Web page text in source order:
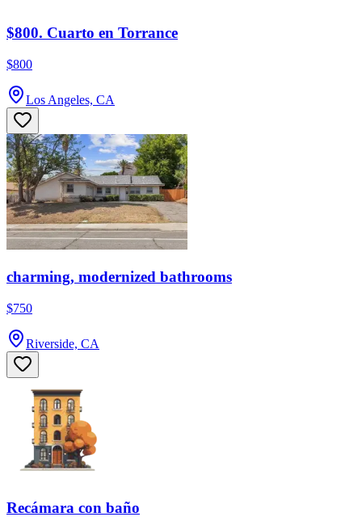
$800. Cuarto en Torrance
$800
Los Angeles, CA
charming, modernized bathrooms
$750
Riverside, CA
Recámara con baño